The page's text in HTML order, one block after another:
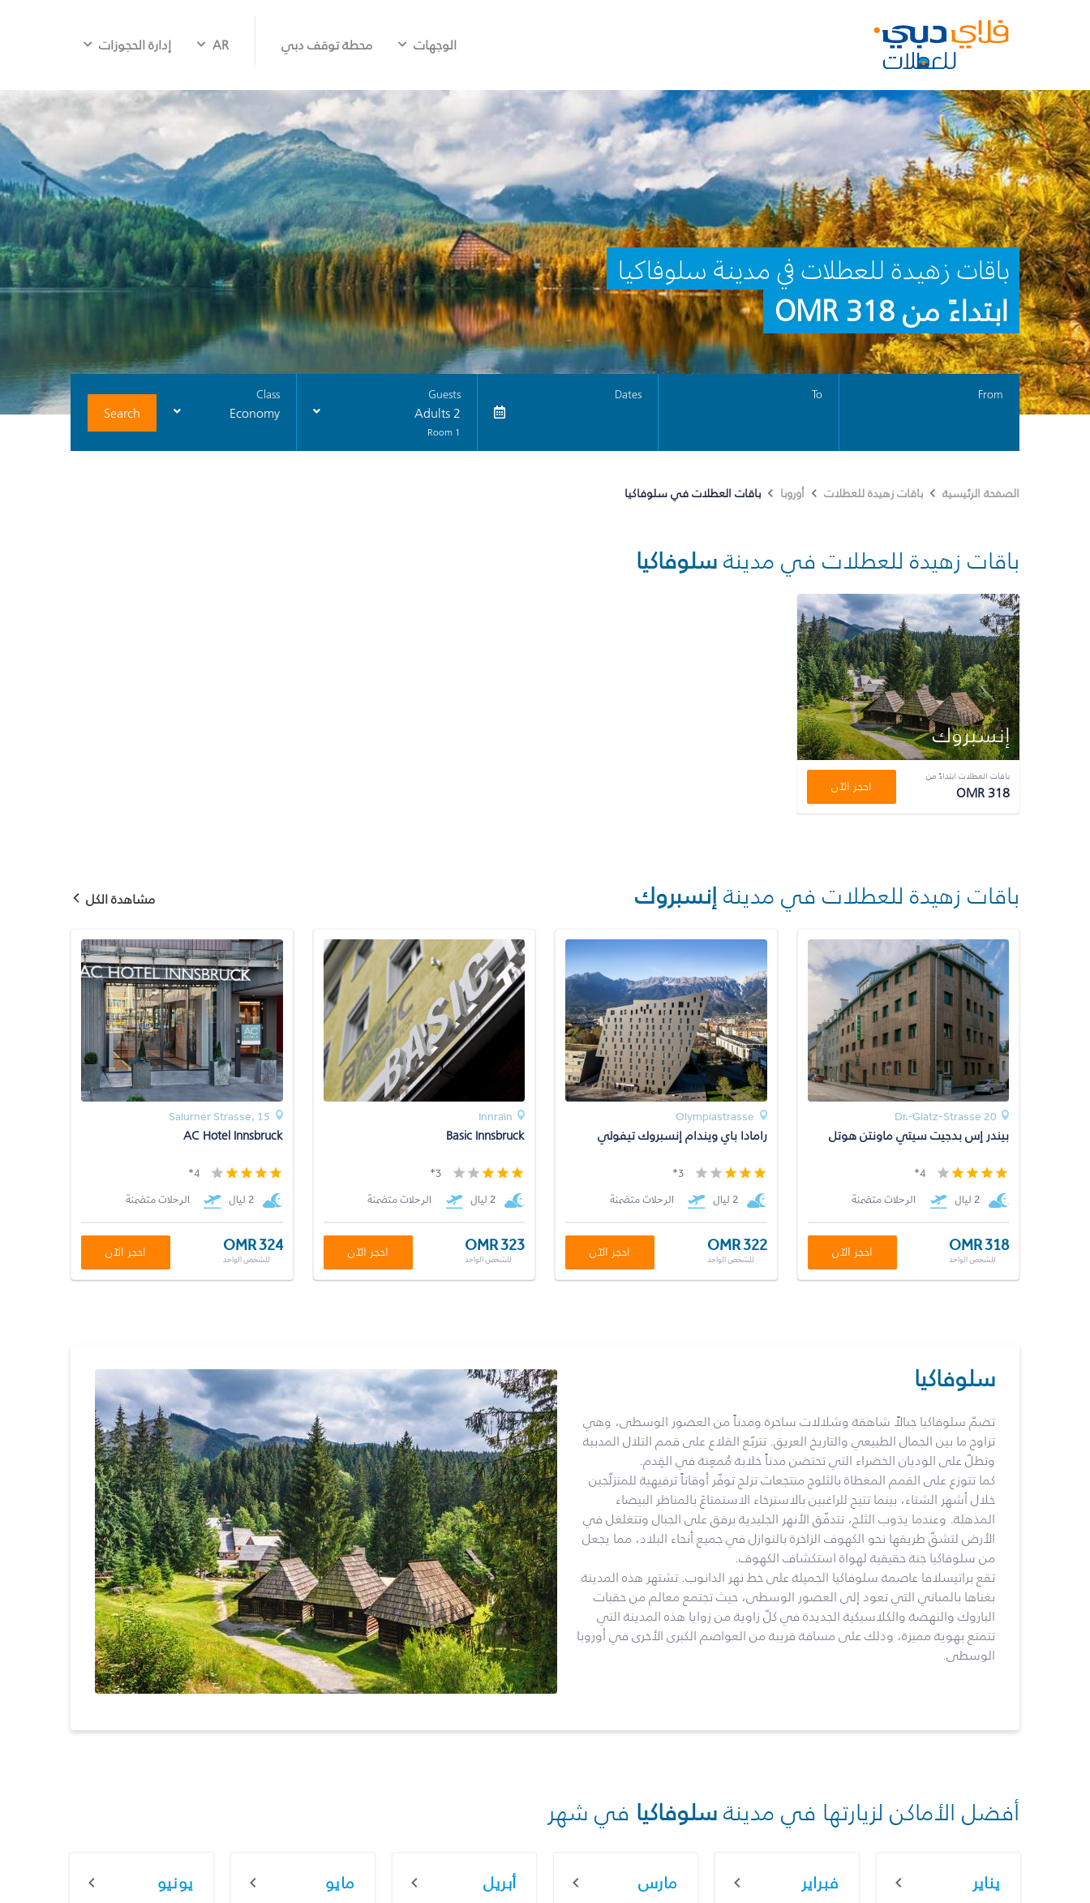
الوجهات محطة توقف دبي AR إدارة الحجوزات
باقات زهيدة للعطلات في مدينة سلوفاكيا
ابتداءً من 318 OMR
From
To
Dates
Guests
2 Adults
1 Room
Class
Economy
Search
الصفحة الرئيسية باقات زهيدة للعطلات أوروبا باقات العطلات في سلوفاكيا
باقات زهيدة للعطلات في مدينةسلوفاكيا
إنسبروك
باقات العطلات ابتداءً من
OMR 318 احجز الآن
باقات زهيدة للعطلات في مدينةإنسبروك مشاهدة الكل
Dr.-Glatz-Strasse 20
بيندر إس بدجيت سيتي ماونتن هوتل
4*
2 ليال
الرحلات متضمنة
OMR 318
للشخص الواحد احجز الآن
Olympiastrasse
رامادا باي ويندام إنسبروك تيفولي
3*
2 ليال
الرحلات متضمنة
OMR 322
للشخص الواحد احجز الآن
Innrain
Basic Innsbruck
3*
2 ليال
الرحلات متضمنة
OMR 323
للشخص الواحد احجز الآن
Salurner Strasse, 15
AC Hotel Innsbruck
4*
2 ليال
الرحلات متضمنة
OMR 324
للشخص الواحد احجز الآن
سلوفاكيا
تضمّ سلوفاكيا جبالاً شاهقة وشلالات ساحرة ومدناً من العصور الوسطى، وهي
تزاوج ما بين الجمال الطبيعي والتاريخ العريق. تتربّع القلاع على قمم التلال المدببة
وتطلّ على الوديان الخضراء التي تحتضن مدناً خلابة مُمعِنة في القِدم.
كما تتوزع على القمم المغطاة بالثلوج منتجعات تزلج توفّر أوقاتاً ترفيهية للمتزلّجين
خلال أشهر الشتاء، بينما تتيح للراغبين بالاسترخاء الاستمتاعَ بالمناظر البيضاء
المذهلة. وعندما يذوب الثلج، تتدفّق الأنهر الجليدية برفق على الجبال وتتغلغل في
الأرض لتشقّ طريقها نحو الكهوف الزاخرة بالنوازل في جميع أنحاء البلاد، مما يجعل
من سلوفاكيا جنة حقيقية لهواة استكشاف الكهوف.
تقع براتيسلافا عاصمة سلوفاكيا الجميلة على خط نهر الدانوب. تشتهر هذه المدينة
بغناها بالمباني التي تعود إلى العصور الوسطى، حيث تجتمع معالم من حقبات
الباروك والنهضة والكلاسيكية الجديدة في كلّ زاوية من زوايا هذه المدينة التي
تتمتع بهوية مميزة، وذلك على مسافة قريبة من العواصم الكبرى الأخرى في أوروبا
الوسطى.
أفضل الأماكن لزيارتها في مدينةسلوفاكيا في شهر
يناير فبراير مارس أبريل مايو يونيو